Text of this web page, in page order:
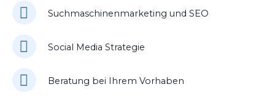
Suchmaschinenmarketing und SEO
Social Media Strategie
Beratung bei Ihrem Vorhaben